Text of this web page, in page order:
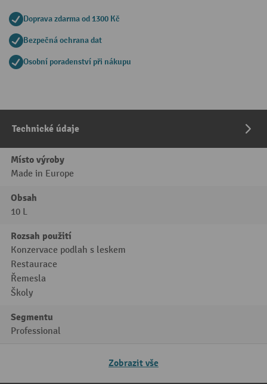
Doprava zdarma od 1300 Kč
Bezpečná ochrana dat
Osobní poradenství při nákupu
Technické údaje
Místo výroby
Made in Europe
Obsah
10 L
Rozsah použití
Konzervace podlah s leskem
Restaurace
Řemesla
Školy
Segmentu
Professional
Zobrazit vše